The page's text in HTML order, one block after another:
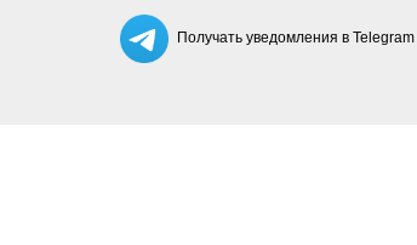
Получать уведомления в Telegram